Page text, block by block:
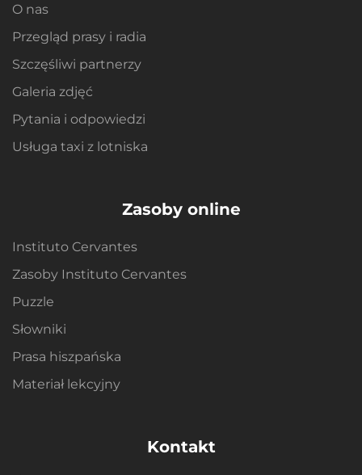
O nas
Przegląd prasy i radia
Szczęśliwi partnerzy
Galeria zdjęć
Pytania i odpowiedzi
Usługa taxi z lotniska
Zasoby online
Instituto Cervantes
Zasoby Instituto Cervantes
Puzzle
Słowniki
Prasa hiszpańska
Materiał lekcyjny
Kontakt